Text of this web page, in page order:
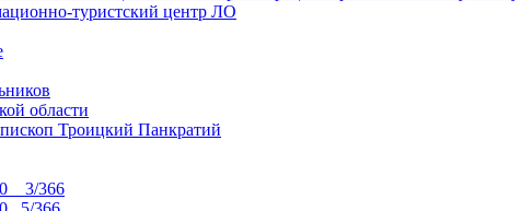
туристский центр ЛО
области
Троицкий Панкратий
_ 3/366